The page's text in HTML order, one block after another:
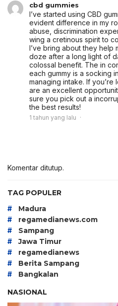
cbd gummies
I’ve started using CBD
evident difference in my
abuse, discrimination
wing a cretinous spirit to
I’ve bring about they help
doze after a long light of
colossal benefit. The in
each gummy is a socking
managing intake. If you’re
are an excellent
sure you pick out a
the best results!
1 tahun yang lalu
Komentar ditutup.
TAG POPULER
# Madura
# regamedianews.com
# Sampang
# Jawa Timur
# regamedianews
# Berita Sampang
#
Bangkalan
NASIONAL